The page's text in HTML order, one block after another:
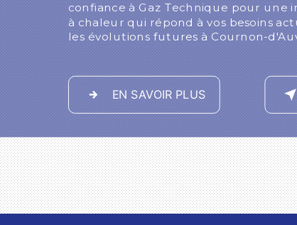
confiance à Gaz Technique pour une
à chaleur qui répond à vos besoins
les évolutions futures à Cournon-
EN SAVOIR PLUS